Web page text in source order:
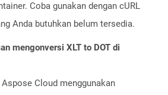
Coba gunakan dengan cURL
Anda butuhkan belum tersedia.
mengonversi XLT to DOT di
Cloud menggunakan